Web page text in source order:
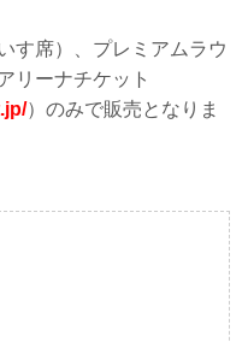
す席）、プレミアムラウ
リーナチケット
）のみで販売となりま